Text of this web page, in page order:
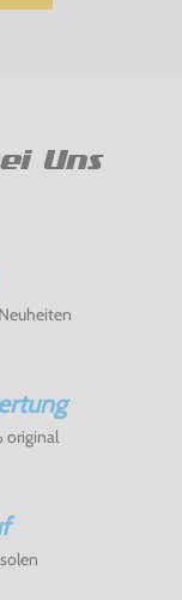
Uns
original